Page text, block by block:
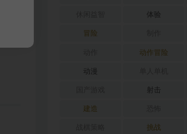
体验
冒险
动作冒险
动漫
射击
建造
挑战